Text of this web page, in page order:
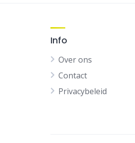
Info
Over ons
Contact
Privacybeleid